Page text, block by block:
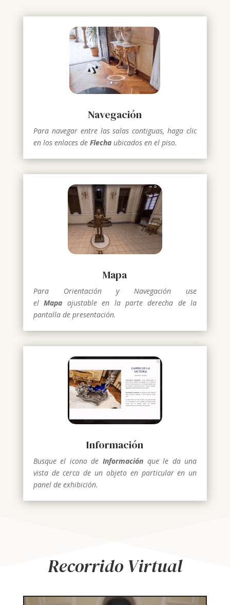
Navegación
Para navegar entre las salas contiguas, haga clic
en los enlaces de Flecha ubicados en el piso.
Mapa
Para Orientación y Navegación
use
el Mapa ajustable en la parte derecha de la
pantalla de presentación.
Información
Busque el icono de Información que le da una
vista de cerca de un objeto en particular en un
panel de exhibición.
Recorrido Virtual